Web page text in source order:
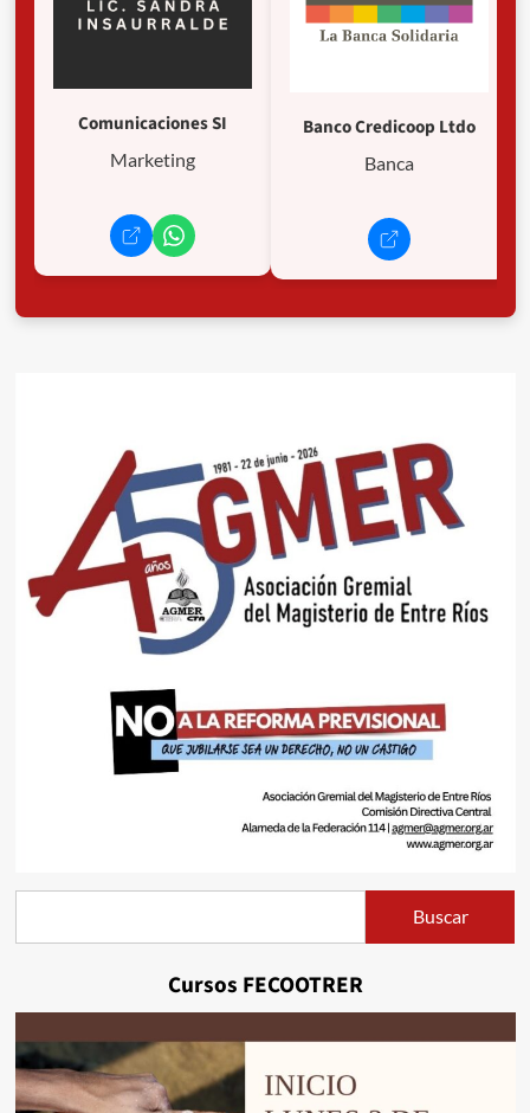
Comunicaciones SI
Marketing
Banco Credicoop Ltdo
Banca
Buscar
Cursos FECOOTRER